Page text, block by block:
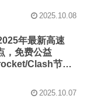
2025.10.08
年最新高速
，免费公益
Clash节
2025.10.07